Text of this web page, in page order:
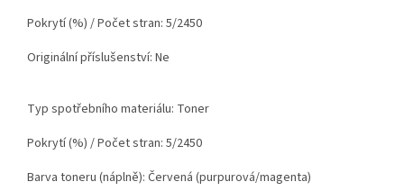
Pokrytí (%) / Počet stran: 5/2450
Originální příslušenství: Ne
Typ spotřebního materiálu: Toner
Pokrytí (%) / Počet stran: 5/2450
Barva toneru (náplně): Červená (purpurová/magenta)